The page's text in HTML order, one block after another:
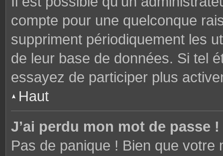
compte pour une quelconque
suppriment périodiquement les
de leur base de données. Si tel
essayez de participer plus
Haut
J’ai perdu mon mot de passe !
Pas de panique ! Bien que